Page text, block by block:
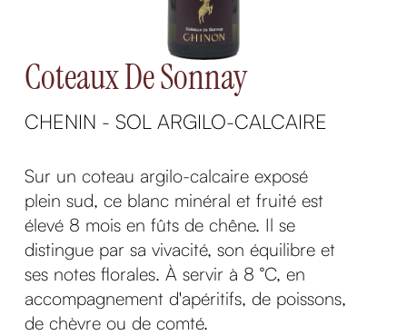
Coteaux De Sonnay
CHENIN - SOL ARGILO-CALCAIRE
Sur un coteau argilo-calcaire exposé
plein sud, ce blanc minéral et fruité est
élevé 8 mois en fûts de chêne. Il se
distingue par sa vivacité, son équilibre et
ses notes florales. À servir à 8 °C, en
accompagnement d'apéritifs, de poissons,
de chèvre ou de comté.